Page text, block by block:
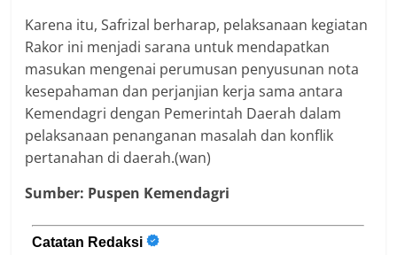
Karena itu, Safrizal berharap, pelaksanaan kegiatan
Rakor ini menjadi sarana untuk mendapatkan
masukan mengenai perumusan penyusunan nota
kesepahaman dan perjanjian kerja sama antara
Kemendagri dengan Pemerintah Daerah dalam
pelaksanaan penanganan masalah dan konflik
pertanahan di daerah.(wan)
Sumber: Puspen Kemendagri